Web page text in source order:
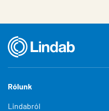
Rólunk
Lindabról